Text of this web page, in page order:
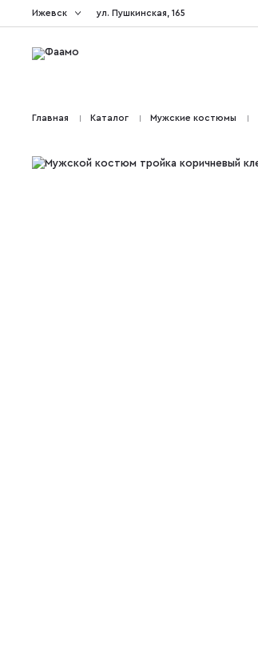
Ижевск ул. Пушкинская, 165
Главная Каталог Мужские костюмы